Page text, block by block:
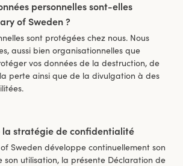
personnelles sont-elles
of Sweden ?
sont protégées chez nous. Nous
aussi bien organisationnelles que
vos données de la destruction, de
la perte ainsi que de la divulgation à des
stratégie de confidentialité
Sweden développe continuellement son
son utilisation, la présente Déclaration de